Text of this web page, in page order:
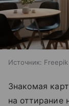
Источник: Freepik
Знакомая
на оттирание